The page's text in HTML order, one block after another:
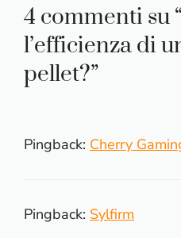
4 commenti su
l’efficienza di
pellet?”
Pingback: Cherry
Pingback: Sylfirm